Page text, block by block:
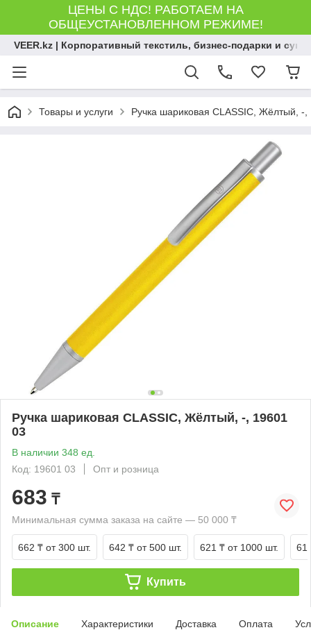
ЦЕНЫ С НДС! РАБОТАЕМ НА
ОБЩЕУСТАНОВЛЕННОМ РЕЖИМЕ!
VEER.kz | Корпоративный текстиль, бизнес-подарки и
Товары и услуги Ручка шариковая CLASSIC, Жёлтый, -,
Ручка шариковая CLASSIC, Жёлтый, -, 19601
03
В наличии 348 ед.
Код: 19601 03
Опт и розница
683 ₸
Минимальная сумма заказа на сайте — 50 000 ₸
662 ₸ от 300 шт. 642 ₸ от 500 шт. 621 ₸ от 1000 шт.
Купить
Описание Характеристики Доставка Оплата